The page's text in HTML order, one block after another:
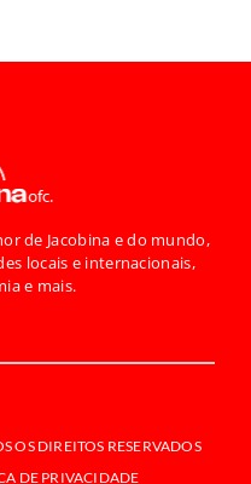
de Jacobina e do mundo,
locais e internacionais,
e mais.
OS DIREITOS RESERVADOS
DE PRIVACIDADE